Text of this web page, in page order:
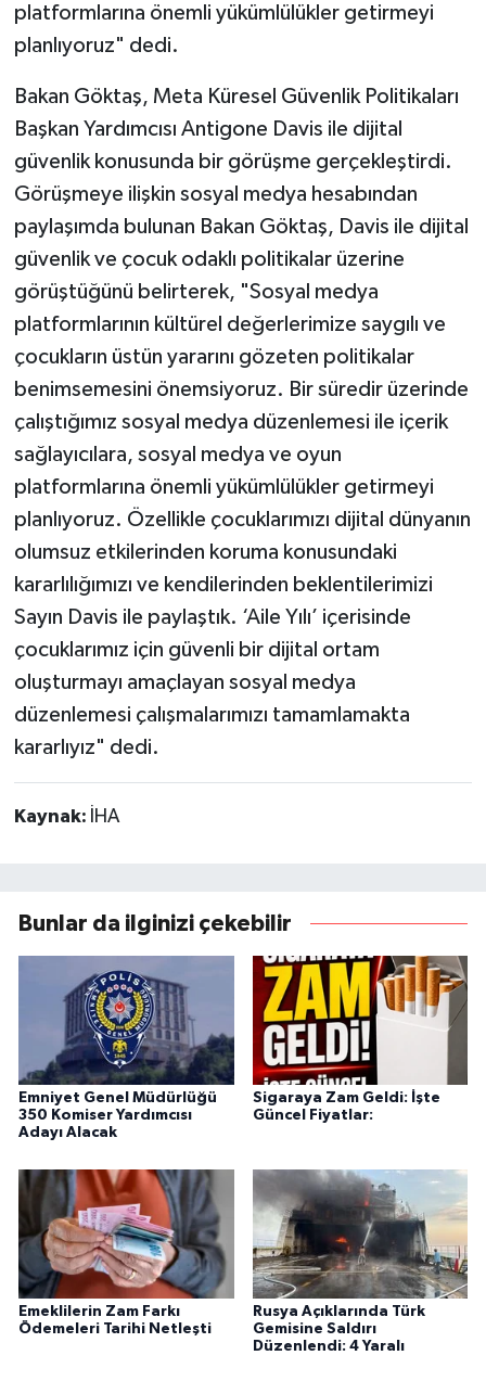
platformlarına önemli yükümlülükler getirmeyi
planlıyoruz" dedi.
Bakan Göktaş, Meta Küresel Güvenlik Politikaları
Başkan Yardımcısı Antigone Davis ile dijital
güvenlik konusunda bir görüşme gerçekleştirdi.
Görüşmeye ilişkin sosyal medya hesabından
paylaşımda bulunan Bakan Göktaş, Davis ile dijital
güvenlik ve çocuk odaklı politikalar üzerine
görüştüğünü belirterek, "Sosyal medya
platformlarının kültürel değerlerimize saygılı ve
çocukların üstün yararını gözeten politikalar
benimsemesini önemsiyoruz. Bir süredir üzerinde
çalıştığımız sosyal medya düzenlemesi ile içerik
sağlayıcılara, sosyal medya ve oyun
platformlarına önemli yükümlülükler getirmeyi
planlıyoruz. Özellikle çocuklarımızı dijital dünyanın
olumsuz etkilerinden koruma konusundaki
kararlılığımızı ve kendilerinden beklentilerimizi
Sayın Davis ile paylaştık. ‘Aile Yılı’ içerisinde
çocuklarımız için güvenli bir dijital ortam
oluşturmayı amaçlayan sosyal medya
düzenlemesi çalışmalarımızı tamamlamakta
kararlıyız" dedi.
Kaynak: İHA
Bunlar da ilginizi çekebilir
Emniyet Genel Müdürlüğü
350 Komiser Yardımcısı
Adayı Alacak
Sigaraya Zam Geldi: İşte
Güncel Fiyatlar:
Emeklilerin Zam Farkı
Ödemeleri Tarihi Netleşti
Rusya Açıklarında Türk
Gemisine Saldırı
Düzenlendi: 4 Yaralı